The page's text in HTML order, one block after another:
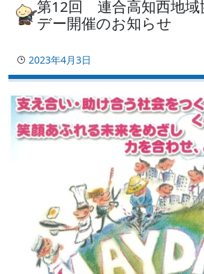
第12回 連合高知西地域
デー開催のお知らせ
2023年4月3日